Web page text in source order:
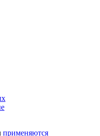
применяются